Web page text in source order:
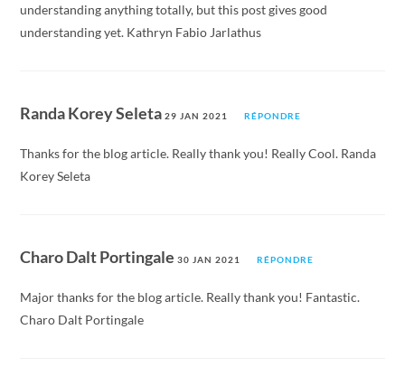
understanding anything totally, but this post gives good
understanding yet. Kathryn Fabio Jarlathus
Randa Korey Seleta29 JAN 2021 RÉPONDRE
Thanks for the blog article. Really thank you! Really Cool. Randa
Korey Seleta
Charo Dalt Portingale30 JAN 2021 RÉPONDRE
Major thanks for the blog article. Really thank you! Fantastic.
Charo Dalt Portingale